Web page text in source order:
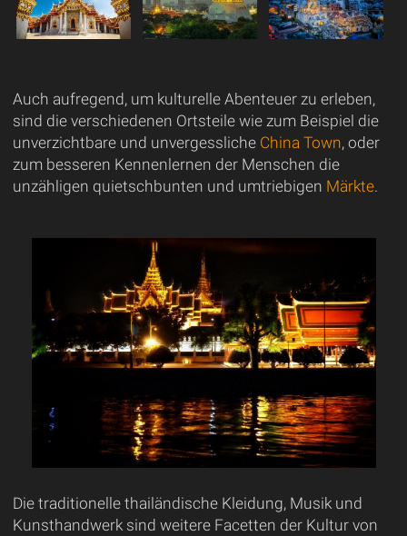
Auch aufregend, um kulturelle Abenteuer zu erleben,
sind die verschiedenen Ortsteile wie zum Beispiel die
unverzichtbare und unvergessliche China Town, oder
zum besseren Kennenlernen der Menschen die
unzähligen quietschbunten und umtriebigen Märkte.
Die traditionelle thailändische Kleidung, Musik und
Kunsthandwerk sind weitere Facetten der Kultur von